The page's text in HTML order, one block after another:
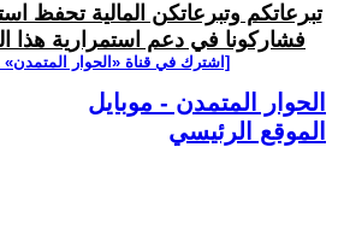
تبرعاتكم وتبرعاتكن المالية تحفظ
فشاركونا في دعم استمرارية هذا
[اشترك في قناة ‫«الحوار المتمدن»
الحوار المتمدن - موبايل
الموقع الرئيسي